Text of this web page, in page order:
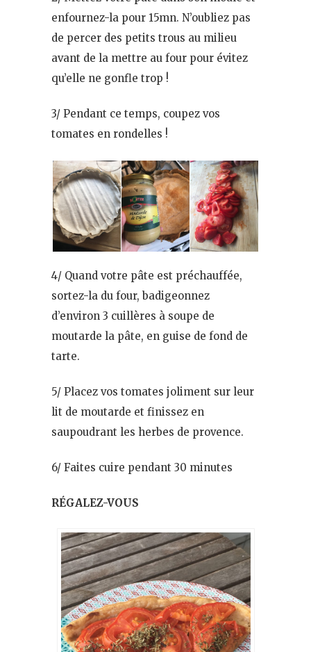
enfournez-la pour 15mn. N’oubliez pas
de percer des petits trous au milieu
avant de la mettre au four pour évitez
qu’elle ne gonfle trop !
3/ Pendant ce temps, coupez vos
tomates en rondelles !
4/ Quand votre pâte est préchauffée,
sortez-la du four, badigeonnez
d’environ 3 cuillères à soupe de
moutarde la pâte, en guise de fond de
tarte.
5/ Placez vos tomates joliment sur leur
lit de moutarde et finissez en
saupoudrant les herbes de provence.
6/ Faites cuire pendant 30 minutes
RÉGALEZ-VOUS